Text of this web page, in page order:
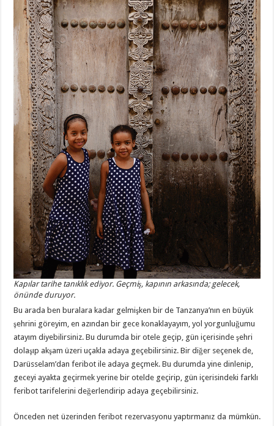
Kapılar tarihe tanıklık ediyor. Geçmiş, kapının arkasında; gelecek,
önünde duruyor.
Bu arada ben buralara kadar gelmişken bir de Tanzanya’nın en büyük
şehrini göreyim, en azından bir gece konaklayayım, yol yorgunluğumu
atayım diyebilirsiniz. Bu durumda bir otele geçip, gün içerisinde şehri
dolaşıp akşam üzeri uçakla adaya geçebilirsiniz. Bir diğer seçenek de,
Darüsselam’dan feribot ile adaya geçmek. Bu durumda yine dinlenip,
geceyi ayakta geçirmek yerine bir otelde geçirip, gün içerisindeki farklı
feribot tarifelerini değerlendirip adaya geçebilirsiniz.
Önceden net üzerinden feribot rezervasyonu yaptırmanız da mümkün.